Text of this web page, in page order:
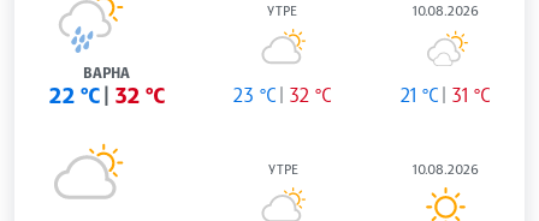
ВАРНА
22 °C 32 °C
УТРЕ
23 °C 32 °C
10.08.2026
21 °C 31 °C
УТРЕ 10.08.2026